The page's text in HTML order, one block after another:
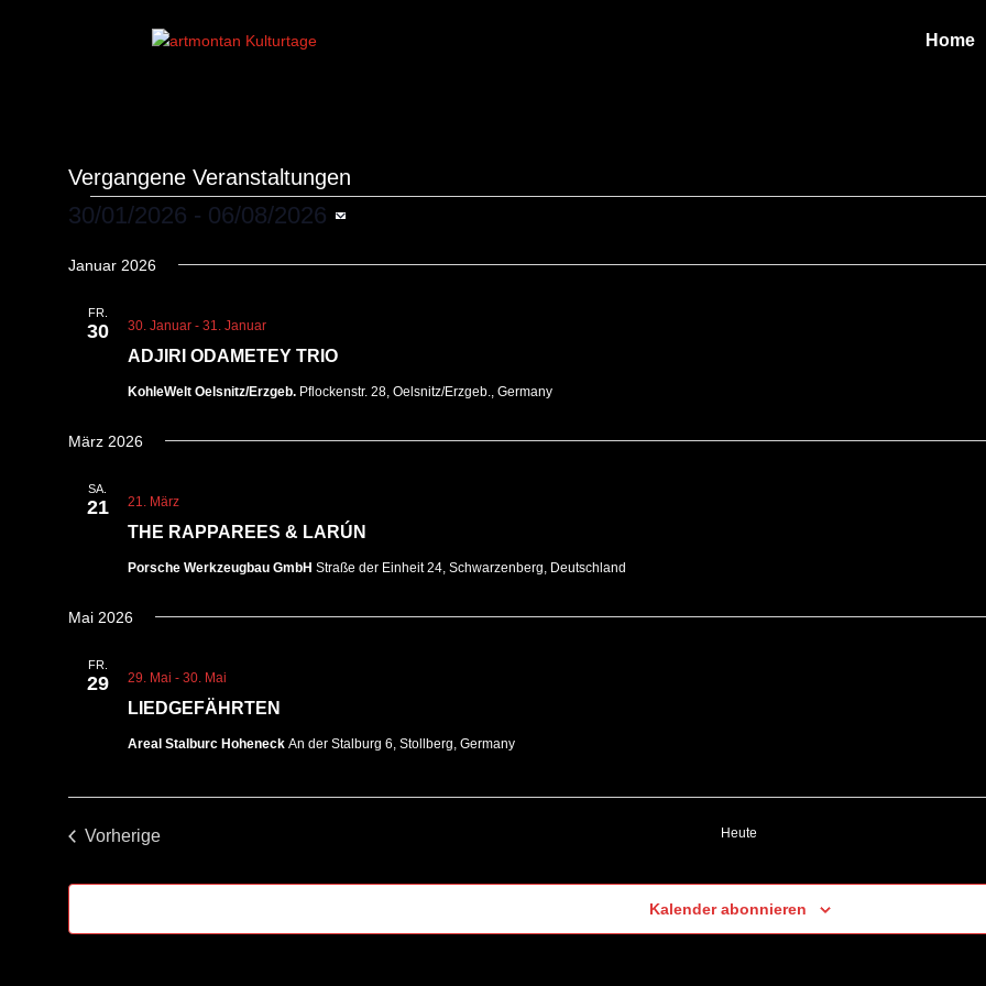
Home
Vergangene Veranstaltungen
Veranstaltungen
30/01/2026 - 06/08/2026
wählen.
Januar 2026
FR.
30
ADJIRI ODAMETEY TRIO
30. Januar- 31. Januar
KohleWelt Oelsnitz/Erzgeb. Pflockenstr. 28, Oelsnitz/Erzgeb., Germany
März 2026
SA.
21
THE RAPPAREES & LARÚN
21. März
Porsche Werkzeugbau GmbH Straße der Einheit 24, Schwarzenberg, Deutschland
Mai 2026
FR.
29
LIEDGEFÄHRTEN
29. Mai - 30. Mai
Areal Stalburc Hoheneck An der Stalburg 6, Stollberg, Germany
Vorherige
Heute
Kalender abonnieren